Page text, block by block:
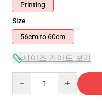
Printing
Size
56cm to 60cm
사이즈 가이드 보기